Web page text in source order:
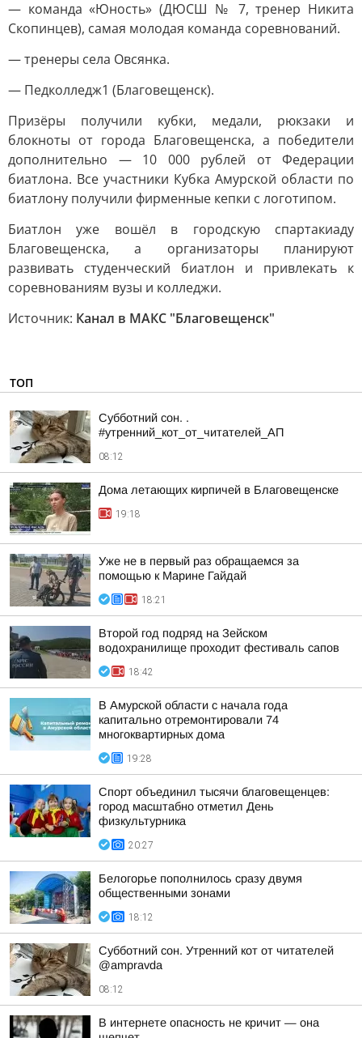
— команда «Юность» (ДЮСШ № 7, тренер Никита
Скопинцев), самая молодая команда соревнований.
— тренеры села Овсянка.
— Педколледж1 (Благовещенск).
Призёры получили кубки, медали, рюкзаки и
блокноты от города Благовещенска, а победители
дополнительно — 10 000 рублей от Федерации
биатлона. Все участники Кубка Амурской области по
биатлону получили фирменные кепки с логотипом.
Биатлон уже вошёл в городскую спартакиаду
Благовещенска, а организаторы планируют
развивать студенческий биатлон и привлекать к
соревнованиям вузы и колледжи.
Источник: Канал в МАКС "Благовещенск"
ТОП
Субботний сон. .
#утренний_кот_от_читателей_АП
08:12
Дома летающих кирпичей в Благовещенске
19:18
Уже не в первый раз обращаемся за
помощью к Марине Гайдай
18:21
Второй год подряд на Зейском
водохранилище проходит фестиваль сапов
18:42
В Амурской области с начала года
капитально отремонтировали 74
многоквартирных дома
19:28
Спорт объединил тысячи благовещенцев:
город масштабно отметил День
физкультурника
20:27
Белогорье пополнилось сразу двумя
общественными зонами
18:12
Субботний сон. Утренний кот от читателей
@ampravda
08:12
В интернете опасность не кричит — она